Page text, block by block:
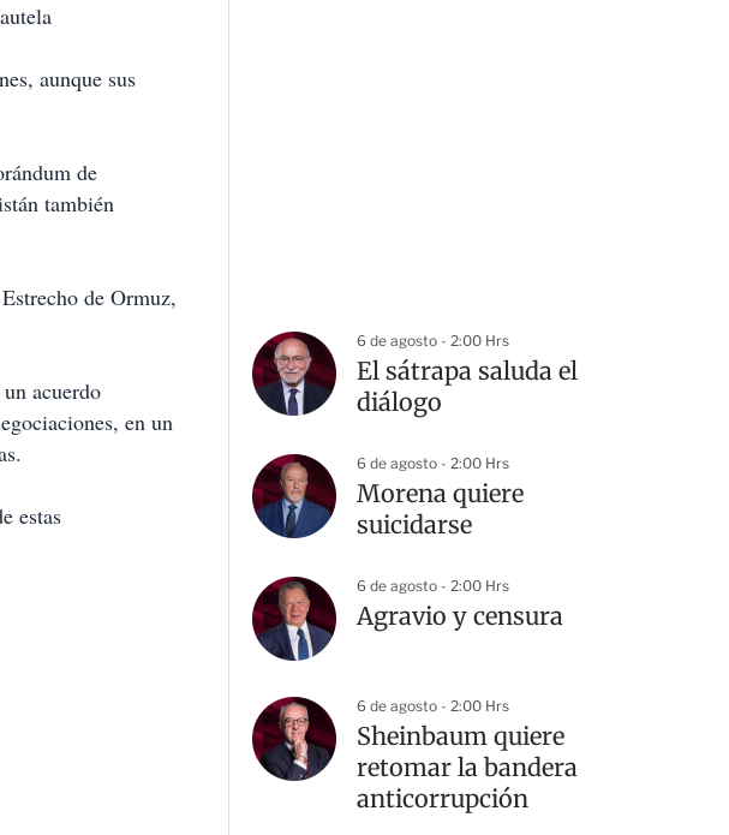
aunque sus
de
también
de Ormuz,
acuerdo
en un
estas
6 de agosto - 2:00 Hrs
El sátrapa saluda el
diálogo
6 de agosto - 2:00 Hrs
Morena quiere
suicidarse
6 de agosto - 2:00 Hrs
Agravio y censura
6 de agosto - 2:00 Hrs
Sheinbaum quiere
retomar la bandera
anticorrupción